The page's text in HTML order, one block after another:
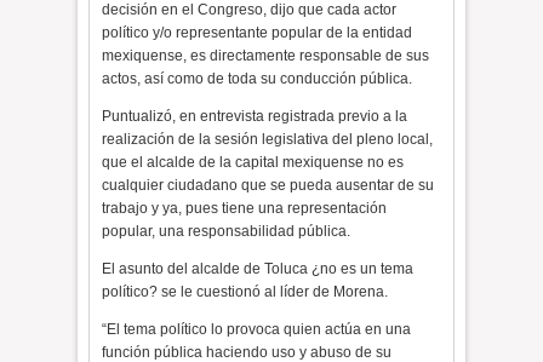
decisión en el Congreso, dijo que cada actor
político y/o representante popular de la entidad
mexiquense, es directamente responsable de sus
actos, así como de toda su conducción pública.
Puntualizó, en entrevista registrada previo a la
realización de la sesión legislativa del pleno local,
que el alcalde de la capital mexiquense no es
cualquier ciudadano que se pueda ausentar de su
trabajo y ya, pues tiene una representación
popular, una responsabilidad pública.
El asunto del alcalde de Toluca ¿no es un tema
político? se le cuestionó al líder de Morena.
“El tema político lo provoca quien actúa en una
función pública haciendo uso y abuso de su